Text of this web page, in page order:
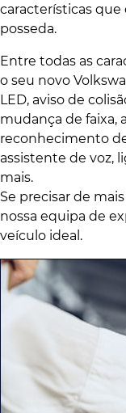
características que
posseda.
Entre todas as
o seu novo
LED, aviso de
mudança de faixa,
reconhecimento
assistente de voz,
mais.
Se precisar de
nossa equipa de
veículo ideal.